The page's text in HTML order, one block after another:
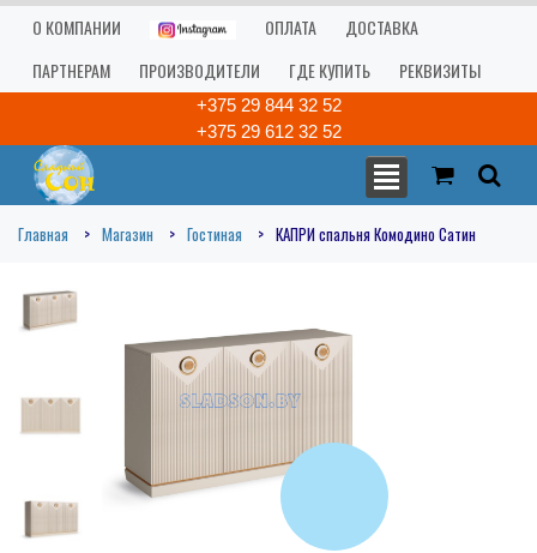
О КОМПАНИИ ОПЛАТА
ДОСТАВКА
ПАРТНЕРАМ
ПРОИЗВОДИТЕЛИ ГДЕ КУПИТЬ РЕКВИЗИТЫ
+375 29 844 32 52
+375 29 612 32 52
Главная Магазин Гостиная КАПРИ спальня Комодино Сатин